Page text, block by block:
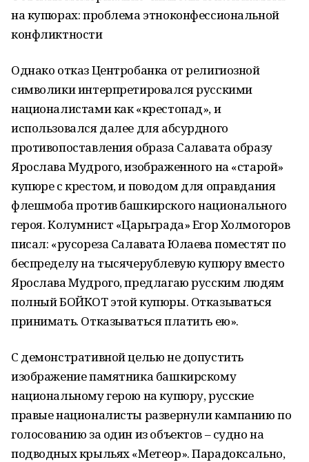
на купюрах: проблема этноконфессиональной
конфликтности
Однако отказ Центробанка от религиозной
символики интерпретировался русскими
националистами как «крестопад», и
использовался далее для абсурдного
противопоставления образа Салавата образу
Ярослава Мудрого, изображенного на «старой»
купюре с крестом, и поводом для оправдания
флешмоба против башкирского национального
героя. Колумнист «Царьграда» Егор Холмогоров
писал: «русореза Салавата Юлаева поместят по
беспределу на тысячерублевую купюру вместо
Ярослава Мудрого, предлагаю русским людям
полный БОЙКОТ этой купюры. Отказываться
принимать. Отказываться платить ею».
С демонстративной целью не допустить
изображение памятника башкирскому
национальному герою на купюру, русские
правые националисты развернули кампанию по
голосованию за один из объектов – судно на
подводных крыльях «Метеор». Парадоксально,